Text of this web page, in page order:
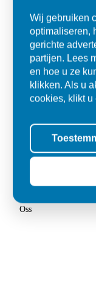
Super
"Goed geholpen
tegels voor in de
Oss
Wij gebruiken
optimaliseren,
gerichte
partijen. Lees
en hoe u ze
klikken. Als u
cookies, klikt u